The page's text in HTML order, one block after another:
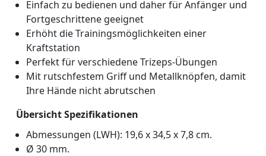
Einfach zu bedienen und daher für Anfänger und
Fortgeschrittene geeignet
Erhöht die Trainingsmöglichkeiten einer
Kraftstation
Perfekt für verschiedene Trizeps-Übungen
Mit rutschfestem Griff und Metallknöpfen, damit
Ihre Hände nicht abrutschen
Übersicht Spezifikationen
Abmessungen (LWH): 19,6 x 34,5 x 7,8 cm.
Ø 30 mm.